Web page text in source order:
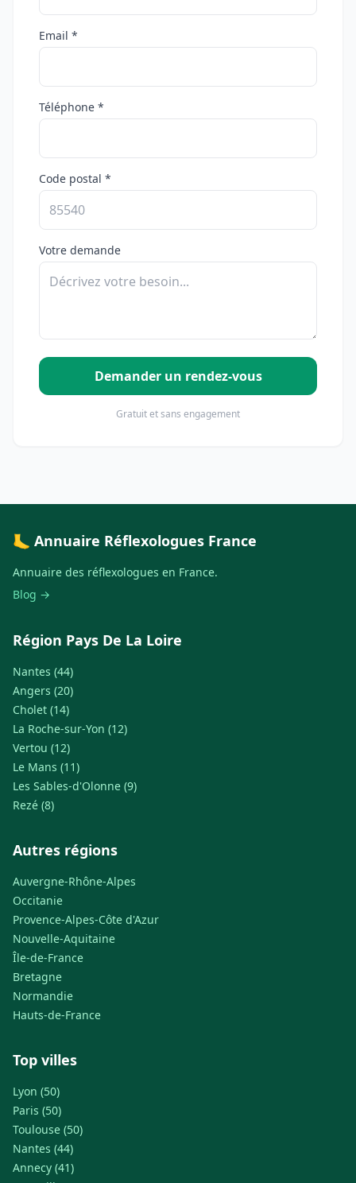
Email *
Téléphone *
Code postal *
Votre demande
Demander un rendez-vous
Gratuit et sans engagement
🦶 Annuaire Réflexologues France
Annuaire des réflexologues en France.
Blog →
Région Pays De La Loire
Nantes (44)
Angers (20)
Cholet (14)
La Roche-sur-Yon (12)
Vertou (12)
Le Mans (11)
Les Sables-d'Olonne (9)
Rezé (8)
Autres régions
Auvergne-Rhône-Alpes
Occitanie
Provence-Alpes-Côte d'Azur
Nouvelle-Aquitaine
Île-de-France
Bretagne
Normandie
Hauts-de-France
Top villes
Lyon (50)
Paris (50)
Toulouse (50)
Nantes (44)
Annecy (41)